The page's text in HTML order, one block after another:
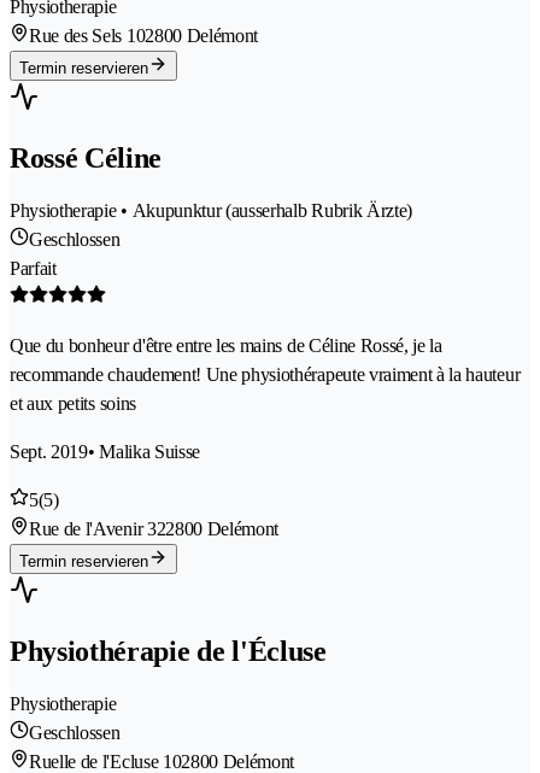
Physiotherapie
Rue des Sels 102800 Delémont
Termin reservieren
Rossé Céline
Physiotherapie • Akupunktur (ausserhalb Rubrik Ärzte)
Geschlossen
Parfait
Que du bonheur d'être entre les mains de Céline Rossé, je la
recommande chaudement! Une physiothérapeute vraiment à la hauteur
et aux petits soins
Sept. 2019• Malika Suisse
5(5)
Rue de l'Avenir 322800 Delémont
Termin reservieren
Physiothérapie de l'Écluse
Physiotherapie
Geschlossen
Ruelle de l'Ecluse 102800 Delémont